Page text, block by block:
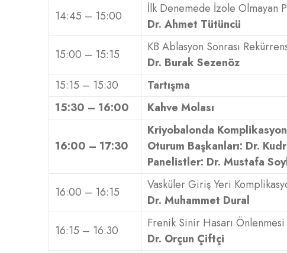
14:45 – 15:00
İlk Denemede İzole Olmayan
Dr. Ahmet Tütüncü
15:00 – 15:15
KB Ablasyon Sonrası
Dr. Burak Sezenöz
15:15 – 15:30
Tartışma
15:30 – 16:00
Kahve Molası
16:00 – 17:30
Kriyobalonda
Oturum Başkanları: Dr.
Panelistler: Dr. Mustafa
16:00 – 16:15
Vasküler Giriş Yeri
Dr. Muhammet Dural
16:15 – 16:30
Frenik Sinir Hasarı
Dr. Orçun Çiftçi